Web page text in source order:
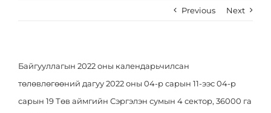
Бүтэц зохион байгуулалт
Алба, хэлтэс
Видео
Үйл ажиллагааны ил тод
Хүний нөөцийн ил тод
Зөвлөгөө
Эрүүл идэвхтэй амьдрал
Холбоо барих
Previous Next
Байгууллагын 2022 оны календарьчилсан
төлөвлөгөөний дагуу 2022 оны 04-р сарын 11-ээс 04-р
сарын 19 Төв аймгийн Сэргэлэн сумын 4 сектор, 36000 га